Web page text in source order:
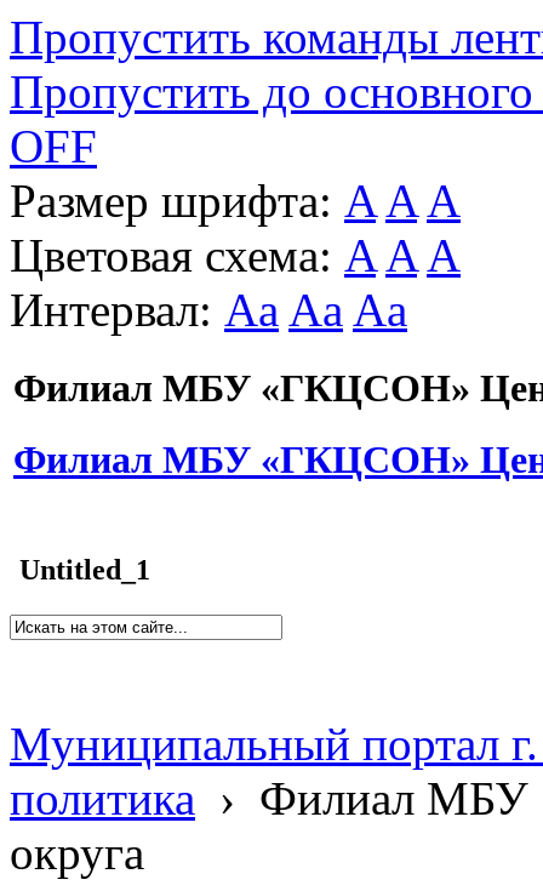
Пропустить команды
Пропустить до основного
OFF
Размер шрифта: A A A
Цветовая схема: A A A
Интервал: Aa Aa Aa
Филиал МБУ «ГКЦСОН»
Филиал МБУ «ГКЦСОН»
Untitled_1
Муниципальный портал
политика › Филиал МБУ
округа